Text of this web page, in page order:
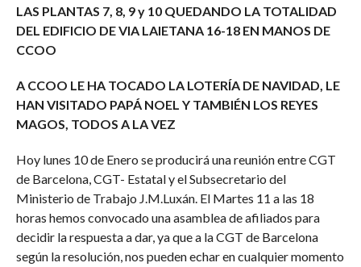
LAS PLANTAS 7, 8, 9 y 10 QUEDANDO LA TOTALIDAD
DEL EDIFICIO DE VIA LAIETANA 16-18 EN MANOS DE
CCOO
A CCOO LE HA TOCADO LA LOTERÍA DE NAVIDAD, LE
HAN VISITADO PAPÁ NOEL Y TAMBIÉN LOS REYES
MAGOS, TODOS A LA VEZ
Hoy lunes 10 de Enero se producirá una reunión entre CGT
de Barcelona, CGT- Estatal y el Subsecretario del
Ministerio de Trabajo J.M.Luxán. El Martes 11 a las 18
horas hemos convocado una asamblea de afiliados para
decidir la respuesta a dar, ya que a la CGT de Barcelona
según la resolución, nos pueden echar en cualquier momento